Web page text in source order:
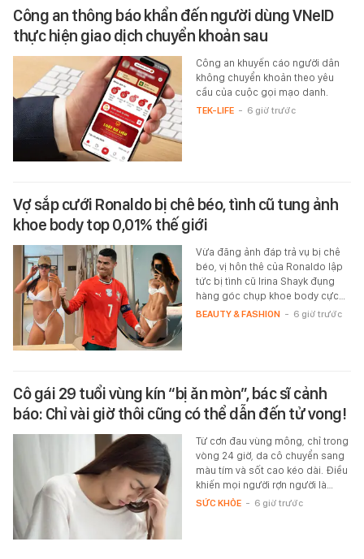
Công an thông báo khẩn đến người dùng VNeID
thực hiện giao dịch chuyển khoản sau
Công an khuyến cáo người dân
không chuyển khoản theo yêu
cầu của cuộc gọi mạo danh.
TEK-LIFE - 6 giờ trước
Vợ sắp cưới Ronaldo bị chê béo, tình cũ tung ảnh
khoe body top 0,01% thế giới
Vừa đăng ảnh đáp trả vụ bị chê
béo, vị hôn thê của Ronaldo lập
tức bị tình cũ Irina Shayk đụng
hàng góc chụp khoe body cực…
BEAUTY & FASHION - 6 giờ trước
Cô gái 29 tuổi vùng kín “bị ăn mòn”, bác sĩ cảnh
báo: Chỉ vài giờ thôi cũng có thể dẫn đến tử vong!
Từ cơn đau vùng mông, chỉ trong
vòng 24 giờ, da cô chuyển sang
màu tím và sốt cao kéo dài. Điều
khiến mọi người rợn người là…
SỨC KHỎE - 6 giờ trước